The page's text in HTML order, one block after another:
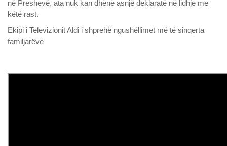
në Preshevë, ata nuk kan dhënë asnjë deklaratë në lidhje me
këtë rast.
Ekipi i Televizionit Aldi i shprehë ngushëllimet më të sinqerta
familjarëve